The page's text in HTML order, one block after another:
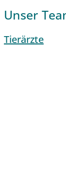
Unser
Tierärzte